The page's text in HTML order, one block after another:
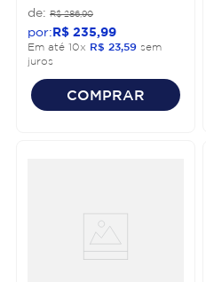
R$ 286,90
R$ 235,99
Em até 10x R$ 23,59 sem
juros
COMPRAR